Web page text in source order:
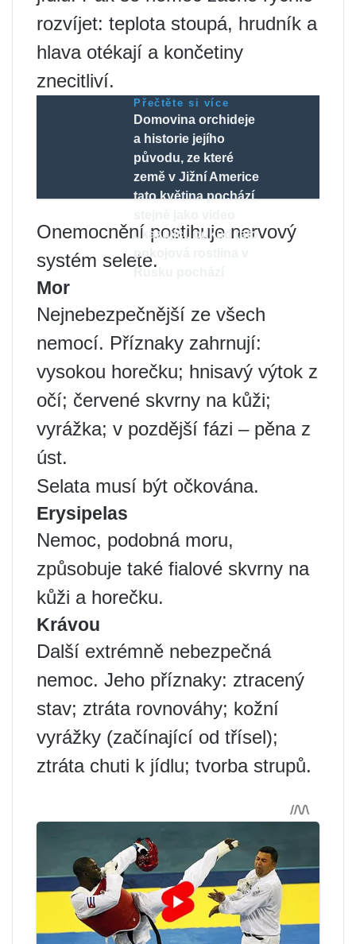
rozvíjet: teplota stoupá, hrudník a
hlava otékají a končetiny
znecitliví.
Přečtěte si více
Domovina orchideje
a historie jejího
původu, ze které
země v Jižní Americe
tato květina pochází,
ukazující, odkud tato
pokojová rostlina v
Onemocnění postihuje nervový
systém selete.
Mor
Nejnebezpečnější ze všech
nemocí. Příznaky zahrnují:
vysokou horečku; hnisavý výtok z
očí; červené skvrny na kůži;
vyrážka; v pozdější fázi – pěna z
úst.
Selata musí být očkována.
Erysipelas
Nemoc, podobná moru,
způsobuje také fialové skvrny na
kůži a horečku.
Krávou
Další extrémně nebezpečná
nemoc. Jeho příznaky: ztracený
stav; ztráta rovnováhy; kožní
vyrážky (začínající od třísel);
ztráta chuti k jídlu; tvorba strupů.